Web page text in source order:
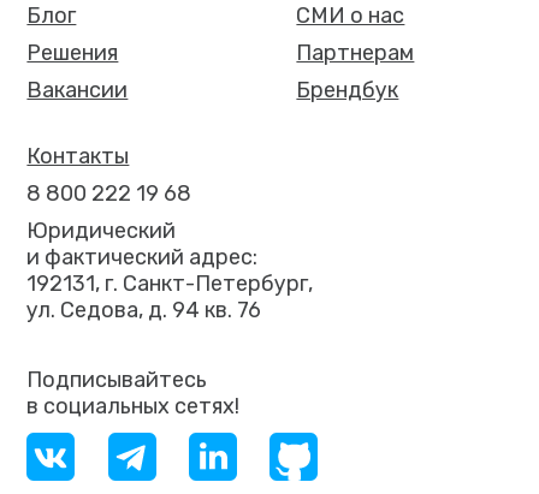
Брендбук
Партнерам
СМИ о нас
Вакансии
Решения
Блог
Юридический
и фактический адрес:
192131, г. Санкт-Петербург,
ул. Седова, д. 94 кв. 76
8 800 222 19 68
Подписывайтесь
в социальных сетях!
Контакты